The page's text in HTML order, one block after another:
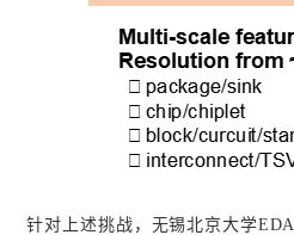
针对上述挑战，无锡北京大学EDA